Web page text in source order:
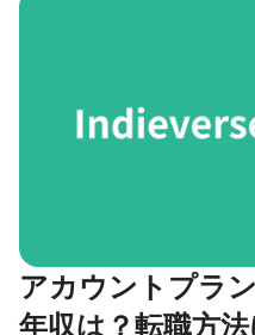
アカウントプラ
年収は？転職方